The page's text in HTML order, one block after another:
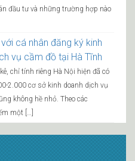
đầu tư và những trường hợp nào
cá nhân đăng ký kinh
vụ cầm đồ tại Hà Tĩnh
chỉ tính riêng Hà Nội hiện đã có
2.000 cơ sở kinh doanh dịch vụ
không hề nhỏ. Theo các
một […]